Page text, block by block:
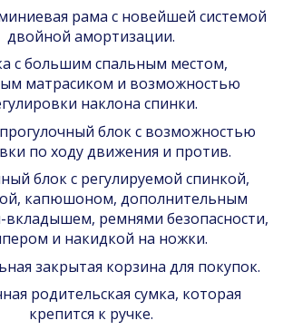
рама с новейшей системой
двойной амортизации.
с большим спальным местом,
матрасиком и возможностью
наклона спинки.
блок с возможностью
по ходу движения и против.
блок с регулируемой спинкой,
капюшоном, дополнительным
вкладышем, ремнями безопасности,
и накидкой на ножки.
закрытая корзина для покупок.
родительская сумка, которая
крепится к ручке.